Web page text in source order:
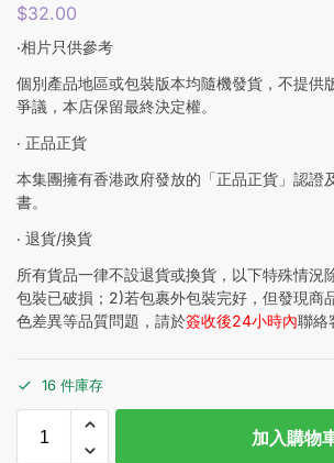
$32.00
‧相片只供參考
個別產品地區或包裝版本均隨機發貨，不提供
爭議，本店保留最終決定權。
‧ 正品正貨
本集團擁有香港政府發放的「正品正貨」認證
書。
‧ 退貨/換貨
所有貨品一律不設退貨或換貨，以下特殊情況
包裝已破損；2)若包裹外包裝完好，但發現商
色差異等品質問題，請於簽收後24小時內聯絡
16 件庫存
加入購物